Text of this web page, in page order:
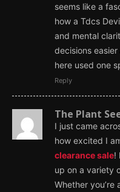
seems like a
how a Tdcs
and mental
decisions
here used one
Reply
The Plant
I just came
how excited I
clearance sale!
up on a variety
Whether